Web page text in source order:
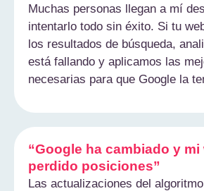
Muchas personas llegan a mí
intentarlo todo sin éxito. Si tu
los resultados de búsqueda,
está fallando y aplicamos las
necesarias para que Google la
“Google ha cambiado y mi
perdido posiciones”
Las actualizaciones del